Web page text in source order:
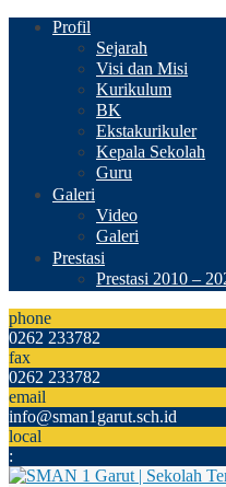
Profil
Sejarah
Visi dan Misi
Kurikulum
BK
Ekstakurikuler
Kepala Sekolah
Guru
Galeri
Video
Galeri
Prestasi
Prestasi 2010 –
phone
0262 233782
fax
0262 233782
email
info@sman1garut.sch.id
local
: